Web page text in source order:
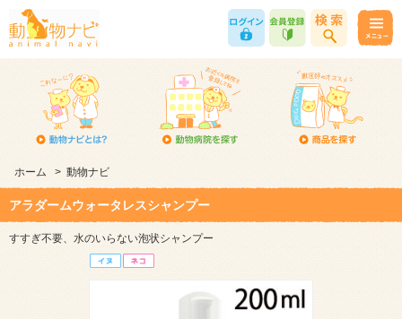
ホーム > 動物ナビ
アラダームウォータレスシャンプー
すすぎ不要、水のいらない泡状シャンプー